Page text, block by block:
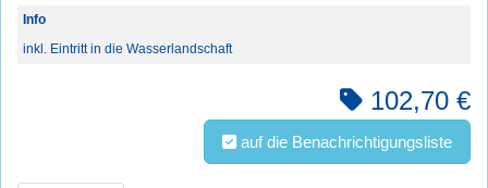
Info
inkl. Eintritt in die Wasserlandschaft
102,70 €
auf die Benachrichtigungsliste